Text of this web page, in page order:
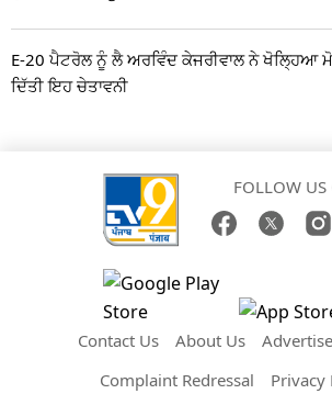
E-20 ਪੈਟਰੋਲ ਨੂੰ ਲੈ ਅਰਵਿੰਦ ਕੇਜਰੀਵਾਲ ਨੇ ਖੋਲ੍ਹਿਆ
ਦਿੱਤੀ ਇਹ ਚੇਤਾਵਨੀ
FOLLOW US
Contact Us About Us
Complaint Redressal
Privacy